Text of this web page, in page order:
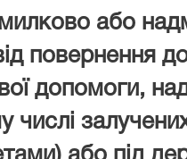
або
повернення
допомоги,
числі